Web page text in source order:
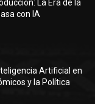
La Era de la
con IA
Artificial en
y la Política